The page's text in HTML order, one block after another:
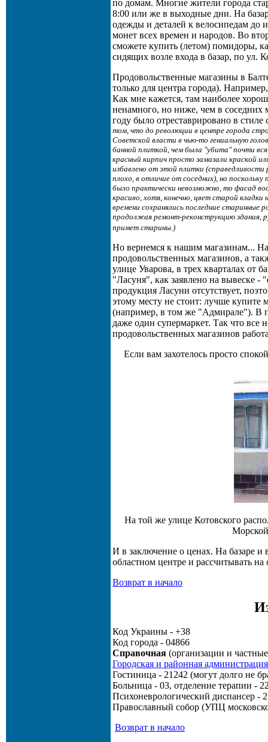
по домам. Многие жители города
8:00 или же в выходные дни. На
одежды и деталей к велосипедам до
монет всех времен и народов. Во
сможете купить (летом) помидоры,
сидящих возле входа в базар, по ул.
Продовольственные магазины в
только для центра города).
Как мне кажется, там наиболее
ненамного, но ниже, чем в соседних
году было отреставрировано в
том, что до революции в центре города
Советской власти в чью-то гениальную
банной плиткой, чем была "убита" почти
красный кирпич просто замазали краской
избавлено от этой плитки
плохо, в отличие от соседних), но
было практически невозможно, то фасад
красиво, хотя, конечно, цвет старой
времени сохранялись последние
продолжая ремонт-реконструкцию здания,
примет старины.)
Но вернемся к нашим магазинам...
продовольственных магазинов, а
улице Уварова, в трех кварталах от
"Ласуня", как заявлено на вывеске
продукция Ласуни отсутствует,
этому месту не стоит: лучше
(например, в том же "Адмирале"). В
даже один супермаркет. Так что все
продовольственных магазинов
Если вам захотелось просто
На той же улице Котовского
И в заключение о ценах. На базаре и
областном центре и рассчитывать
Возврат в начало
Код Украины - +38
Код города - 04866
Справочная (организации и
Городская и районная администрация
Гостиница - 21242 (могут долго не
Больница - 03, отделение терапии -
Психоневрологический диспансер -
Православный собор (УПЦ
Возврат в начало